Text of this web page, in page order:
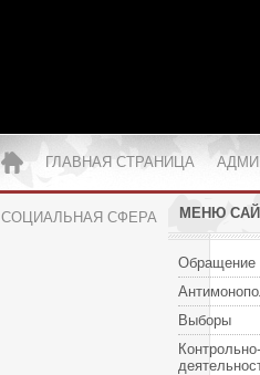
ГЛАВНАЯ СТРАНИЦА
СОЦИАЛЬНАЯ СФЕРА МЕНЮ
Обращение
Выборы